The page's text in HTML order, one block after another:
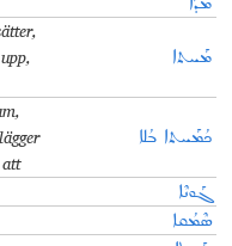
ܡܰܚܬܐ
ܟܳܡܰܚܬܐ ܒܳܠܐ
ܓܰܘܢܶܐ
ܣܶܡܳܩܐ